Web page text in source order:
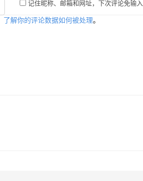
记住昵称、邮箱和网址，下次评论免输入
了解你的评论数据如何被处理。